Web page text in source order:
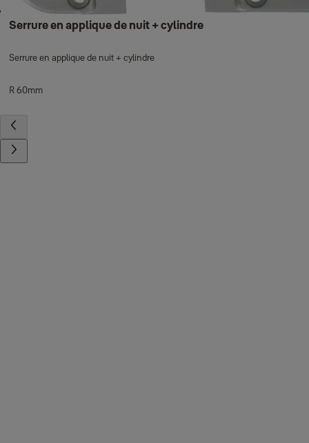
Serrure en applique de nuit + cylindre
Serrure en applique de nuit + cylindre
R 60mm